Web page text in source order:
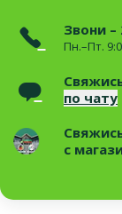
Звони –
Пн.–Пт.
по чату
с